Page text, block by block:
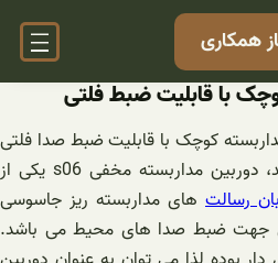
همکاری
با قابلیت ضبط فلتی
کوچک با قابلیت ضبط صدا فلتی
را به صورت آنلاین دریافت کنید، دوربین مداربسته مخفی s06 یکی از
رسالت های مداربسته ریز جاسوسی
جهت ضبط صدا های محیط می باشد.